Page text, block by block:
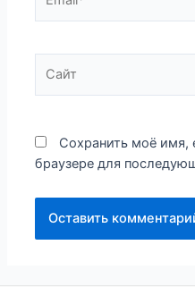
Сохранить моё имя,
браузере для